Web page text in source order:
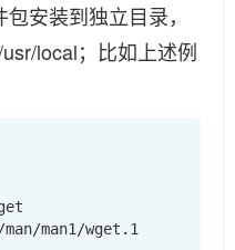
安装到独立目录，
local；比如上述例
man1/wget.1